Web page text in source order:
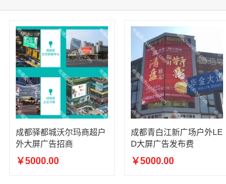
156****3374 联系了该媒体所在商家
158****0746 联系了该媒体所在商家
189****2617
联系了该媒体所在商家
177****7961
联系了该媒体所在商家
181****8167 联系了该媒体所在商家
181****0078
联系了该媒体所在商家
192****2334
联系了该媒体所在商家
157****6971 联系了该媒体所在商家
176****3456 联系了该媒体所在商家
130****3379
联系了该媒体所在商家
成都驿都城沃尔玛商超户
外大屏广告招商
￥5000.00
成都青白江新广场户外LE
D大屏广告发布费
￥5000.00